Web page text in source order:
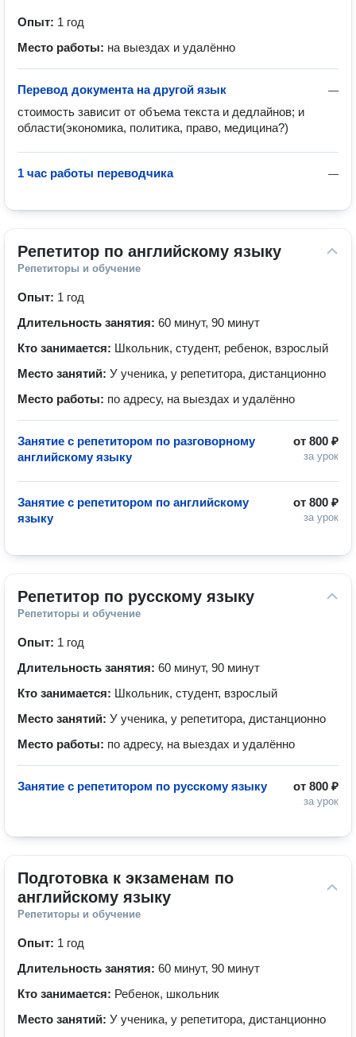
Опыт: 1 год
Место работы: на выездах и удалённо
—
Перевод документа на другой язык
стоимость зависит от объема текста и дедлайнов; и
области(экономика, политика, право, медицина?)
—
1 час работы переводчика
Репетитор по английскому языку
Репетиторы и обучение
Опыт: 1 год
Длительность занятия: 60 минут, 90 минут
Кто занимается: Школьник, студент, ребенок, взрослый
Место занятий: У ученика, у репетитора, дистанционно
Место работы: по адресу, на выездах и удалённо
от 800 ₽
за урок
Занятие с репетитором по разговорному
английскому языку
от 800 ₽
за урок
Занятие с репетитором по английскому
языку
Репетитор по русскому языку
Репетиторы и обучение
Опыт: 1 год
Длительность занятия: 60 минут, 90 минут
Кто занимается: Школьник, студент, взрослый
Место занятий: У ученика, у репетитора, дистанционно
Место работы: по адресу, на выездах и удалённо
от 800 ₽
за урок
Занятие с репетитором по русскому языку
Подготовка к экзаменам по
английскому языку
Репетиторы и обучение
Опыт: 1 год
Длительность занятия: 60 минут, 90 минут
Кто занимается: Ребенок, школьник
Место занятий: У ученика, у репетитора, дистанционно